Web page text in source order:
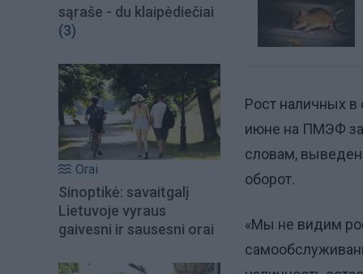
sąraše - du klaipėdiečiai
(3)
Orai
Sinoptikė: savaitgalį
Lietuvoje vyraus
gaivesni ir sausesni orai
Рост наличных в
июне на ПМЭФ
словам,
оборот.
«Мы не видим